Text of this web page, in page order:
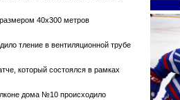
40х300 метров
тление в вентиляционной трубе
который состоялся в рамках
дома №10 происходило